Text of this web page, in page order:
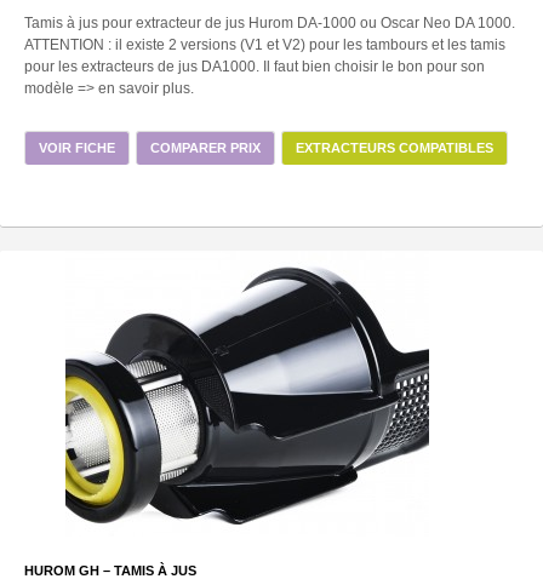
Tamis à jus pour extracteur de jus Hurom DA-1000 ou Oscar Neo DA 1000.
ATTENTION : il existe 2 versions (V1 et V2) pour les tambours et les tamis
pour les extracteurs de jus DA1000. Il faut bien choisir le bon pour son
modèle => en savoir plus.
VOIR FICHE COMPARER PRIX EXTRACTEURS COMPATIBLES
HUROM GH – TAMIS À JUS